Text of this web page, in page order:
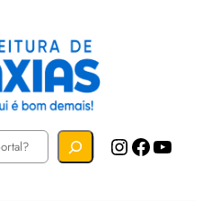
Instagram Facebook YouTube